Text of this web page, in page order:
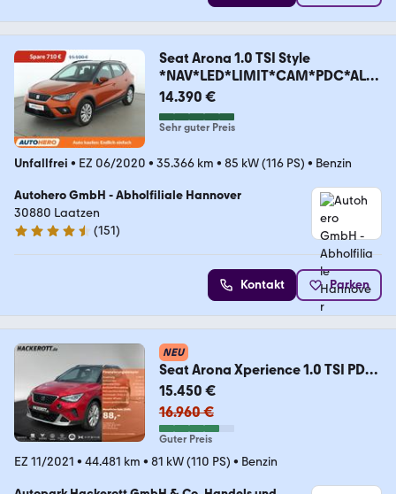
Seat Arona 1.0 TSI Style
*NAV*LED*LIMIT*CAM*PDC*ALU
*
14.390 €
Sehr guter Preis
Unfallfrei • EZ 06/2020 • 35.366 km • 85 kW (116 PS) • Benzin
Autohero GmbH - Abholfiliale Hannover
30880 Laatzen
4.7 Sterne
(151)
Kontakt Parken
NEU
Seat Arona Xperience 1.0 TSI PDC
Navi Climaa. Tempo.
15.450 €
16.960 €
Guter Preis
EZ 11/2021 • 44.481 km • 81 kW (110 PS) • Benzin